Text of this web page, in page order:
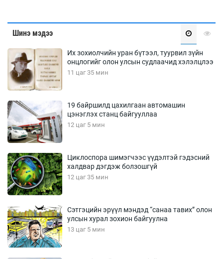
Шинэ мэдээ
Их зохиолчийн уран бүтээл, туурвил зүйн
онцлогийг олон улсын судлаачид хэлэлцлээ
11 цаг 35 мин
19 байршилд цахилгаан автомашин
цэнэглэх станц байгууллаа
12 цаг 5 мин
Циклоспора шимэгчээс үүдэлтэй гэдэсний
халдвар дэгдэж болзошгүй
12 цаг 35 мин
Сэтгэцийн эрүүл мэндэд “санаа тавих” олон
улсын хурал зохион байгуулна
13 цаг 5 мин